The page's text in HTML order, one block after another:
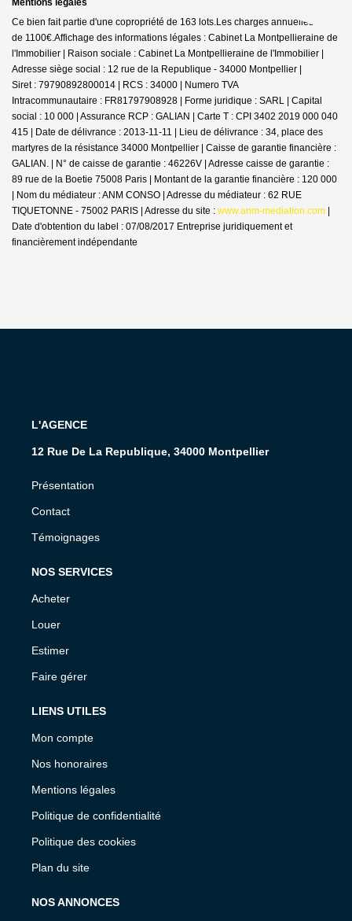
Mentions légales
Ce bien fait partie d'une copropriété de 163 lots.Les charges annuelles sont
de 1100€.Affichage des informations légales : Cabinet La Montpellieraine de
l'Immobilier | Raison sociale : Cabinet La Montpellieraine de l'Immobilier |
Adresse siège social : 12 rue de la Republique - 34000 Montpellier |
Siret : 79790892800014 | RCS : 34000 | Numero TVA
Intracommunautaire : FR81797908928 | Forme juridique : SARL | Capital
social : 10 000 | Assurance RCP : GALIAN | Carte T : CPI 3402 2019 000 040
415 | Date de délivrance : 2013-11-11 | Lieu de délivrance : 34, place des
martyres de la résistance 34000 Montpellier | Caisse de garantie financière :
GALIAN. | N° de caisse de garantie : 46226V | Adresse caisse de garantie :
89 rue de la Boetie 75008 Paris | Montant de la garantie financière : 120 000
| Nom du médiateur : ANM CONSO | Adresse du médiateur : 62 RUE
TIQUETONNE - 75002 PARIS | Adresse du site : www.anm-mediation.com |
Date d'obtention du label : 07/08/2017 Entreprise juridiquement et
financièrement indépendante
L'AGENCE
12 Rue De La Republique, 34000 Montpellier
Présentation
Contact
Témoignages
NOS SERVICES
Acheter
Louer
Estimer
Faire gérer
LIENS UTILES
Mon compte
Nos honoraires
Mentions légales
Politique de confidentialité
Politique des cookies
Plan du site
NOS ANNONCES